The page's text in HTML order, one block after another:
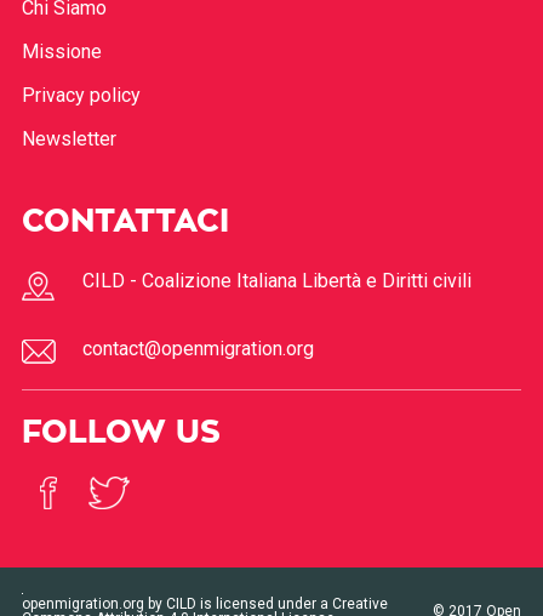
Newsletter
CONTATTACI
CILD - Coalizione Italiana Libertà e Diritti civili
contact@openmigration.org
FOLLOW US